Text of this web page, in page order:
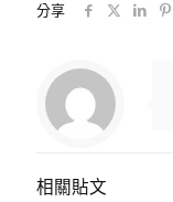
分享
相關貼文